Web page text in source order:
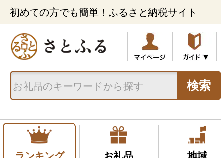
初めての方でも簡単！ふるさと納税サイト
検索
ランキング お礼品 地域